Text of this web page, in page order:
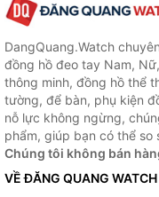
DangQuang.Watch
đồng hồ đeo tay Nam,
thông minh, đồng hồ thể
tường, để bàn, phụ kiện
nỗ lực không ngừng,
phẩm, giúp bạn có thể so
Chúng tôi không bán
VỀ ĐĂNG QUANG WATCH